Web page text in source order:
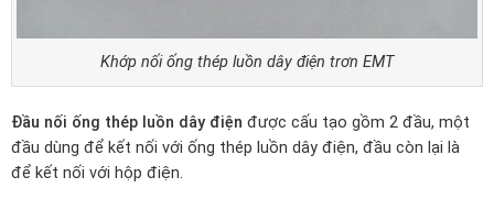
Khớp nối ống thép luồn dây điện trơn EMT
Đầu nối ống thép luồn dây điện được cấu tạo gồm 2 đầu, một
đầu dùng để kết nối với ống thép luồn dây điện, đầu còn lại là
để kết nối với hộp điện.